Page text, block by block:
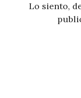
Lo siento,